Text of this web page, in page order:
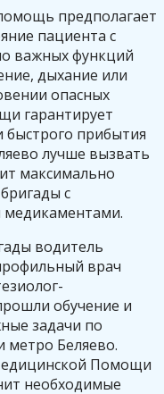
предполагает
пациента с
важных функций
дыхание или
опасных
гарантирует
быстрого прибытия
лучше вызвать
максимально
с
водитель
врач
обучение и
задачи по
Беляево.
Помощи
необходимые